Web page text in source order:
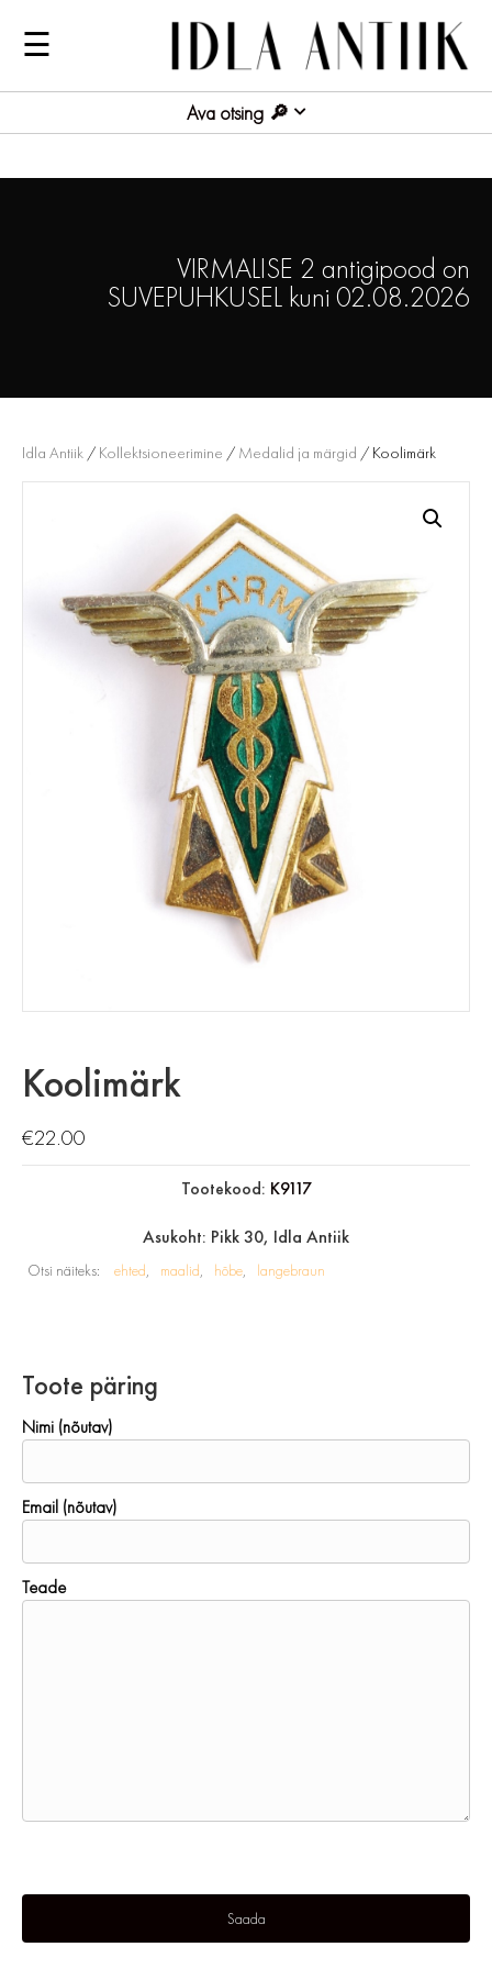
☰
Ava otsing
VIRMALISE 2 antigipood on
SUVEPUHKUSEL kuni 02.08.2026
Idla Antiik / Kollektsioneerimine / Medalid ja märgid / Koolimärk
Koolimärk
€22.00
Tootekood: K9117
Asukoht: Pikk 30, Idla Antiik
Otsi näiteks: ehted maalid hõbe langebraun
Toote päring
Nimi (nõutav)
Email (nõutav)
Teade